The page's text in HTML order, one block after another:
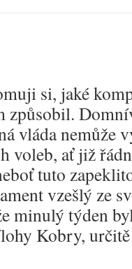
si, jaké
způsobil.
vláda nemůže
voleb, ať již
tuto
vzešlý ze
minulý týden
Kobry,